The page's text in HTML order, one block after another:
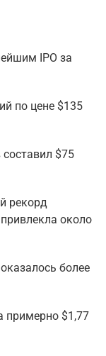
IPO за
по цене $135
$75
рекорд
около
более
примерно $1,77